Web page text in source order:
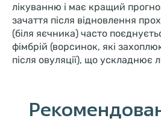
лікуванню і має кращий
зачаття після відновлення
(біля яєчника) часто
фімбрій (ворсинок, які
після овуляції), що ускладнює